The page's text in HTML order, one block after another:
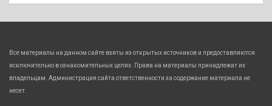
Все материалы на данном сайте взяты из открытых источников и предоставляются
исключительно в ознакомительных целях. Права на материалы принадлежат их
владельцам. Администрация сайта ответственности за содержание материала не
несет.